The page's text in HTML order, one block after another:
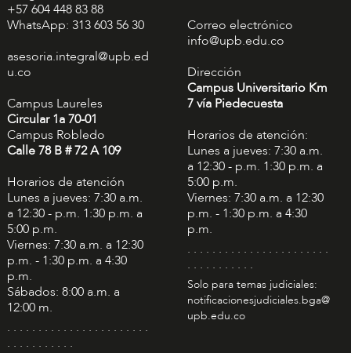
+57 604 448 83 88
WhatsApp: 313 603 56 30
asesoria.integral@upb.ed
u.co
Campus Laureles
Circular 1a 70-01
Campus Robledo
Calle 78 B # 72 A 109
Horarios de atención
Lunes a jueves: 7:30 a.m.
a 12:30 - p.m. 1:30 p.m. a
5:00 p.m.
Viernes: 7:30 a.m. a 12:30
p.m. - 1:30 p.m. a 4:30
p.m.
Sábados: 8:00 a.m. a
12:00 m.
. . . . . . . . . . . . . . . . . . . . . . .
. . . . . . . . . . .
Correo electrónico
info@upb.edu.co
Dirección
Campus Universitario Km
7 vía Piedecuesta
Horarios de atención:
Lunes a jueves: 7:30 a.m.
a 12:30 - p.m. 1:30 p.m. a
5:00 p.m.
Viernes: 7:30 a.m. a 12:30
p.m. - 1:30 p.m. a 4:30
p.m.
. . . . . . . . . . . . . . . . . . . . . . .
. . . . . . . . . . .
Solo para temas judiciales:
notificacionesjudiciales.bga@
upb.edu.co